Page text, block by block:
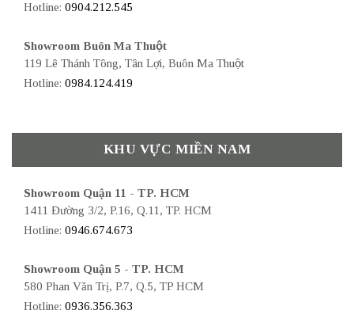
Hotline: 0904.212.545
Showroom Buôn Ma Thuột
119 Lê Thánh Tông, Tân Lợi, Buôn Ma Thuột
Hotline: 0984.124.419
KHU VỰC MIỀN NAM
Showroom Quận 11 - TP. HCM
1411 Đường 3/2, P.16, Q.11, TP. HCM
Hotline: 0946.674.673
Showroom Quận 5 - TP. HCM
580 Phan Văn Trị, P.7, Q.5, TP HCM
Hotline: 0936.356.363